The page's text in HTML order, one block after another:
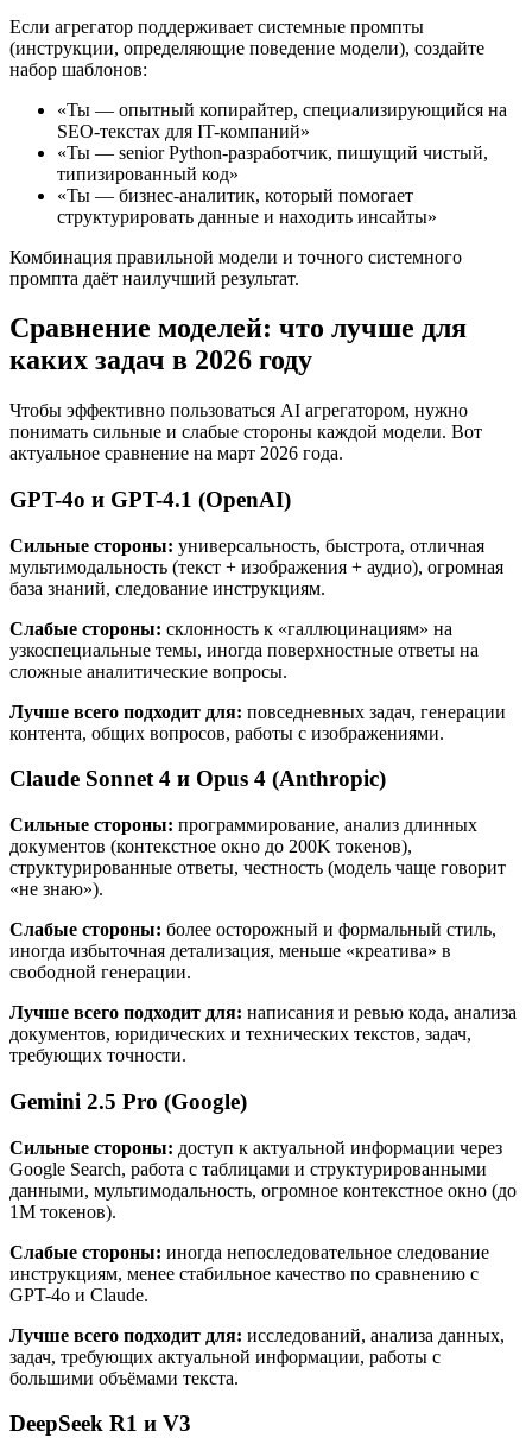
Если агрегатор поддерживает системные промпты
(инструкции, определяющие поведение модели), создайте
набор шаблонов:
«Ты — опытный копирайтер, специализирующийся на
SEO-текстах для IT-компаний»
«Ты — senior Python-разработчик, пишущий чистый,
типизированный код»
«Ты — бизнес-аналитик, который помогает
структурировать данные и находить инсайты»
Комбинация правильной модели и точного системного
промпта даёт наилучший результат.
Сравнение моделей: что лучше для
каких задач в 2026 году
Чтобы эффективно пользоваться AI агрегатором, нужно
понимать сильные и слабые стороны каждой модели. Вот
актуальное сравнение на март 2026 года.
GPT-4o и GPT-4.1 (OpenAI)
Сильные стороны: универсальность, быстрота, отличная
мультимодальность (текст + изображения + аудио), огромная
база знаний, следование инструкциям.
Слабые стороны: склонность к «галлюцинациям» на
узкоспециальные темы, иногда поверхностные ответы на
сложные аналитические вопросы.
Лучше всего подходит для: повседневных задач, генерации
контента, общих вопросов, работы с изображениями.
Claude Sonnet 4 и Opus 4 (Anthropic)
Сильные стороны: программирование, анализ длинных
документов (контекстное окно до 200K токенов),
структурированные ответы, честность (модель чаще говорит
«не знаю»).
Слабые стороны: более осторожный и формальный стиль,
иногда избыточная детализация, меньше «креатива» в
свободной генерации.
Лучше всего подходит для: написания и ревью кода, анализа
документов, юридических и технических текстов, задач,
требующих точности.
Gemini 2.5 Pro (Google)
Сильные стороны: доступ к актуальной информации через
Google Search, работа с таблицами и структурированными
данными, мультимодальность, огромное контекстное окно (до
1M токенов).
Слабые стороны: иногда непоследовательное следование
инструкциям, менее стабильное качество по сравнению с
GPT-4o и Claude.
Лучше всего подходит для: исследований, анализа данных,
задач, требующих актуальной информации, работы с
большими объёмами текста.
DeepSeek R1 и V3